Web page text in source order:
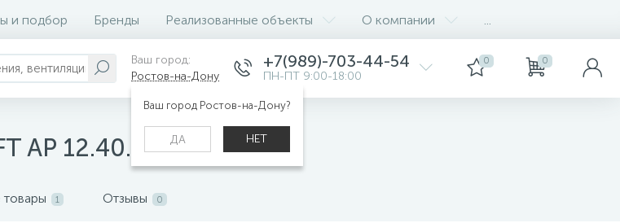
и подбор Бренды Реализованные объекты О компании
Ваш город:
Ростов-на-Дону
Ваш город Ростов-на-Дону?
ДА НЕТ
+7(989)-703-44-54
ПН-ПТ 9:00-18:00
0 0
AP 12.40.08.A1
1 Отзывы 0